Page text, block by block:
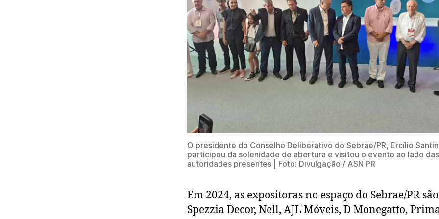
O presidente do Conselho Deliberativo do Sebrae/PR, Ercílio
participou da solenidade de abertura e visitou o evento ao lado das
autoridades presentes | Foto: Divulgação / ASN PR
Em 2024, as expositoras no espaço do Sebrae/PR
Spezzia Decor, Nell, AJL Móveis, D Monegatto,